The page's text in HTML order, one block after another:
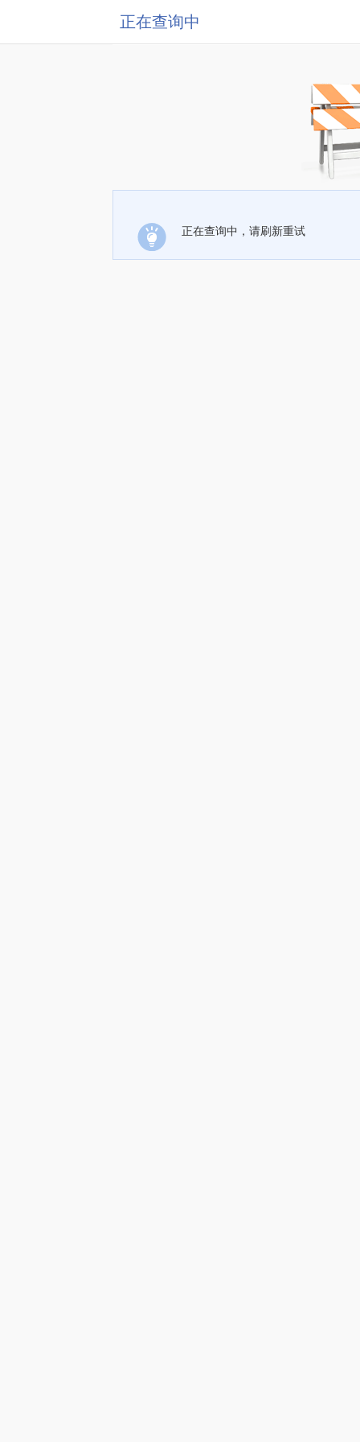
正在查询中
正在查询中，请刷新重试